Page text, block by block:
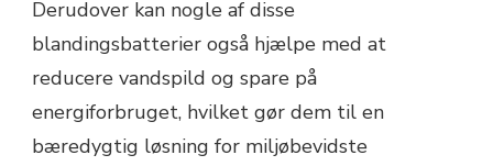
Derudover kan nogle af disse
blandingsbatterier også hjælpe med at
reducere vandspild og spare på
energiforbruget, hvilket gør dem til en
bæredygtig løsning for miljøbevidste